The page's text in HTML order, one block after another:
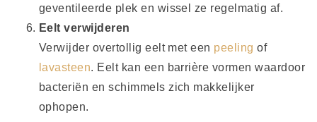
geventileerde plek en wissel ze regelmatig af.
Eelt verwijderen
Verwijder overtollig eelt met een peeling of
lavasteen. Eelt kan een barrière vormen waardoor
bacteriën en schimmels zich makkelijker
ophopen.